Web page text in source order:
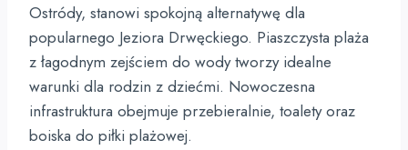
Ostródy, stanowi spokojną alternatywę dla
popularnego Jeziora Drwęckiego. Piaszczysta plaża
z łagodnym zejściem do wody tworzy idealne
warunki dla rodzin z dziećmi. Nowoczesna
infrastruktura obejmuje przebieralnie, toalety oraz
boiska do piłki plażowej.